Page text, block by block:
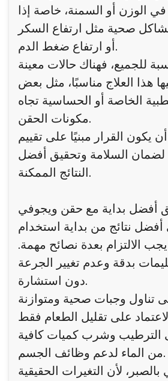
الوزن أو السمنة، خاصة إذا
صحية مثل ارتفاع السكر
أو ارتفاع ضغط الدم.
للجميع، فهناك حالات معينة
هذا العلاج مناسبًا، مثل بعض
الخاصة أو الحساسية تجاه
مكونات الحقن.
يكون القرار مبنيًا على تقييم
لضمان السلامة وتحقيق أفضل
النتائج الممكنة.
أفضل بداية مع حقن ويجوفي
نتائج من بداية استخدام
الالتزام بعدة نصائح مهمة.
بدقة وعدم تغيير الجرعة
دون استشارة.
تناول وجبات صحية ومتوازنة
الترطيب وشرب كميات كافية
من الماء لدعم وظائف الجسم.
بالصبر، لأن التغيرات الحقيقية